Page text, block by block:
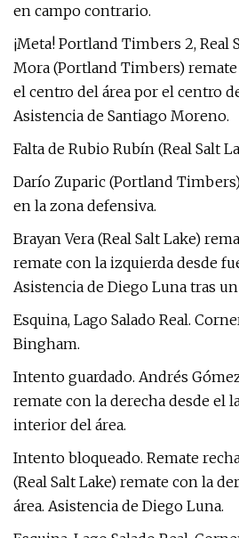
en campo contrario.
¡Meta! Portland Timbers 2, Real
Mora (Portland Timbers)
el centro del área por el centro
Asistencia de Santiago Moreno.
Falta de Rubio Rubín (Real Salt
Darío Zuparic (Portland
en la zona defensiva.
Brayan Vera (Real Salt Lake)
remate con la izquierda desde
Asistencia de Diego Luna tras
Esquina, Lago Salado Real.
Bingham.
Intento guardado. Andrés
remate con la derecha desde el
interior del área.
Intento bloqueado. Remate
(Real Salt Lake) remate con la
área. Asistencia de Diego Luna.